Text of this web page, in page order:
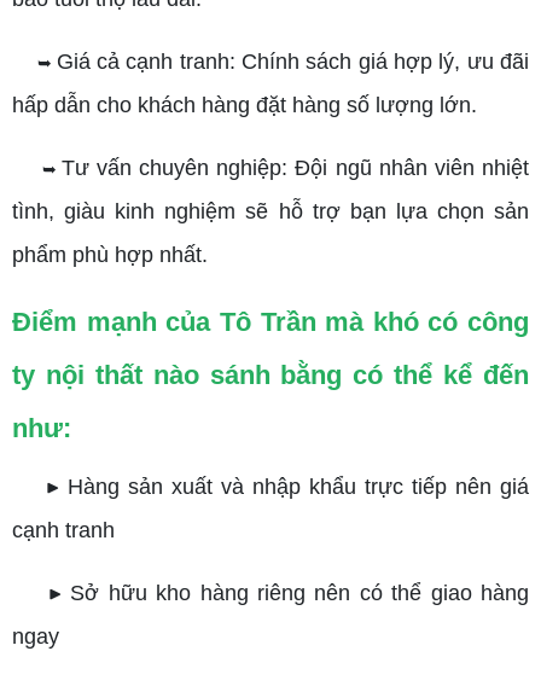
➥ Giá cả cạnh tranh: Chính sách giá hợp lý, ưu đãi
hấp dẫn cho khách hàng đặt hàng số lượng lớn.
➥ Tư vấn chuyên nghiệp: Đội ngũ nhân viên nhiệt
tình, giàu kinh nghiệm sẽ hỗ trợ bạn lựa chọn sản
phẩm phù hợp nhất.
Điểm mạnh của Tô Trần mà khó có công
ty nội thất nào sánh bằng có thể kể đến
như:
▶ Hàng sản xuất và nhập khẩu trực tiếp nên giá
cạnh tranh
▶ Sở hữu kho hàng riêng nên có thể giao hàng
ngay